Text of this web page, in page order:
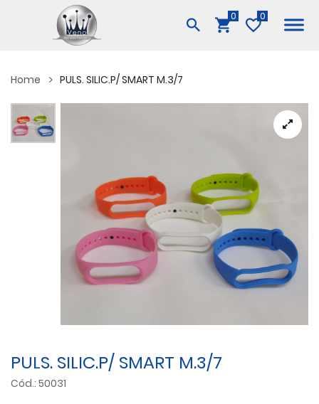
0
Home PULS. SILIC.P/ SMART M.3/7
PULS. SILIC.P/ SMART M.3/7
Cód.: 50031